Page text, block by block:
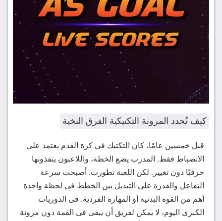
كيف تُحدد المرونة التكتيكية الفرق النخبة
قبل خمسين عامًا، كان التكتيك فى كرة القدم يعتمد على
الانضباط فقط. المدرب يضع الخطة، واللاعبون ينفذونها
حرفيًا دون تغيير. لكن اللعبة تطورت. أصبحت سرعة
التفاعل والقدرة على التبديل بين الخطط فى لحظة واحدة
أهم من القوة البدنية أو المهارة الفردية. فى الدوريات
الكبرى اليوم، لا يمكن لفريق أن يبقى فى القمة دون مرونة